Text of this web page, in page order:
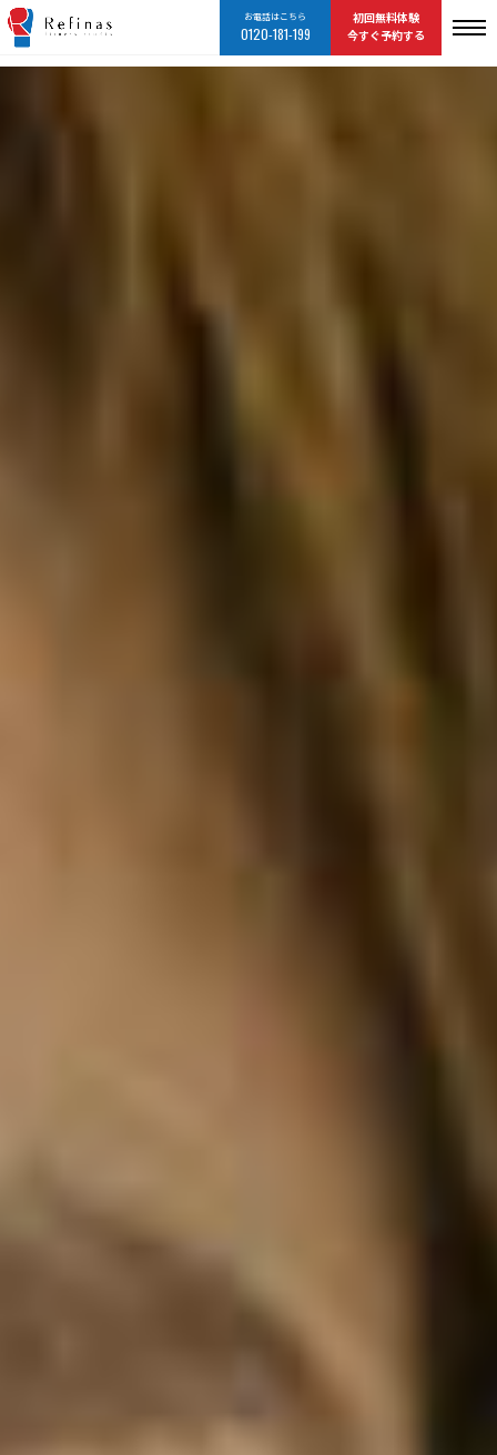
お電話はこちら
0120-181-199
初回無料体験
今すぐ予約する